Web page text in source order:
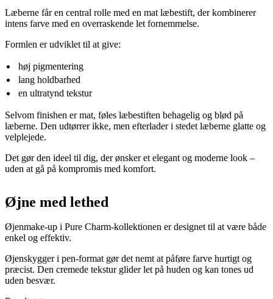
Læberne får en central rolle med en mat læbestift, der kombinerer
intens farve med en overraskende let fornemmelse.
Formlen er udviklet til at give:
høj pigmentering
lang holdbarhed
en ultratynd tekstur
Selvom finishen er mat, føles læbestiften behagelig og blød på
læberne. Den udtørrer ikke, men efterlader i stedet læberne glatte og
velplejede.
Det gør den ideel til dig, der ønsker et elegant og moderne look –
uden at gå på kompromis med komfort.
Øjne med lethed
Øjenmake-up i Pure Charm-kollektionen er designet til at være både
enkel og effektiv.
Øjenskygger i pen-format gør det nemt at påføre farve hurtigt og
præcist. Den cremede tekstur glider let på huden og kan tones ud
uden besvær.